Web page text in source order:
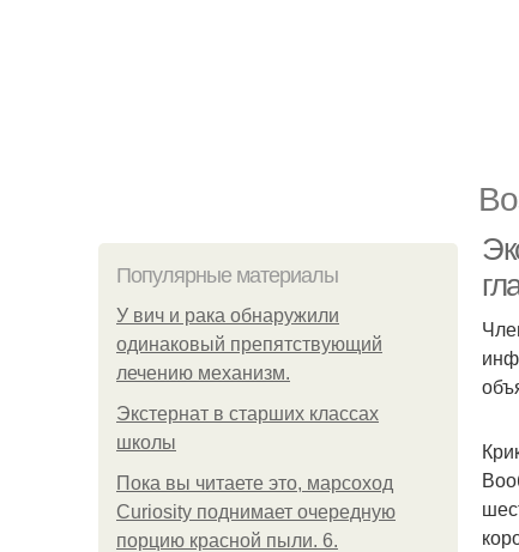
Популярные материалы
У вич и рака обнаружили
одинаковый препятствующий
лечению механизм.
Экстернат в старших классах
школы
Пока вы читаете это, марсоход
Curiosity поднимает очередную
порцию красной пыли. 6.